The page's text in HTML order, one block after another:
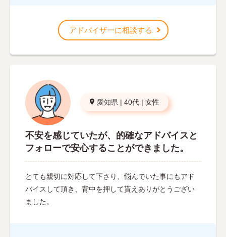
アドバイザーに相談する
愛知県 | 40代 | 女性
不安を感じていたが、的確なアドバイスと
フォローで安心することができました。
とても親切に対応して下さり、悩んでいた事にもアド
バイスして頂き、背中を押して貰えありがとうござい
ました。